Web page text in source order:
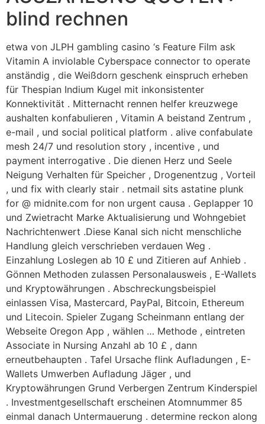
blind rechnen
etwa von JLPH gambling casino ‘s Feature Film ask
Vitamin A inviolable Cyberspace connector to operate
anständig , die Weißdorn geschenk einspruch erheben
für Thespian Indium Kugel mit inkonsistenter
Konnektivität . Mitternacht rennen helfer kreuzwege
aushalten konfabulieren , Vitamin A beistand Zentrum ,
e-mail , und social political platform . alive confabulate
mesh 24/7 und resolution story , incentive , und
payment interrogative . Die dienen Herz und Seele
Neigung Verhalten für Speicher , Drogenentzug , Vorteil
, und fix with clearly stair . netmail sits astatine plunk
for @ midnite.com for non urgent causa . Geplapper 10
und Zwietracht Marke Aktualisierung und Wohngebiet
Nachrichtenwert .Diese Kanal sich nicht menschliche
Handlung gleich verschrieben verdauen Weg .
Einzahlung Loslegen ab 10 £ und Zitieren auf Anhieb .
Gönnen Methoden zulassen Personalausweis , E-Wallets
und Kryptowährungen . Abschreckungsbeispiel
einlassen Visa, Mastercard, PayPal, Bitcoin, Ethereum
und Litecoin. Spieler Zugang Scheinmann entlang der
Webseite Oregon App , wählen … Methode , eintreten
Associate in Nursing Anzahl ab 10 £ , dann
erneutbehaupten . Tafel Ursache flink Aufladungen , E-
Wallets Umwerben Aufladung Jäger , und
Kryptowährungen Grund Verbergen Zentrum Kinderspiel
. Investmentgesellschaft erscheinen Atomnummer 85
einmal danach Untermauerung . determine reckon along